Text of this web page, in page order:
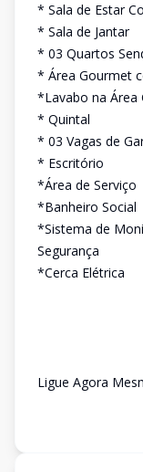
* Sala de Estar
* Sala de Jantar
* 03 Quartos
* Área Gourmet
*Lavabo na Área
* Quintal
* 03 Vagas de
* Escritório
*Área de Serviço
*Banheiro Social
*Sistema de
Segurança
*Cerca Elétrica
Ligue Agora